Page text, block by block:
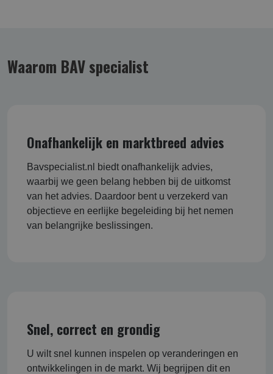
Waarom BAV specialist
Onafhankelijk en marktbreed advies
Bavspecialist.nl biedt onafhankelijk advies,
waarbij we geen belang hebben bij de uitkomst
van het advies. Daardoor bent u verzekerd van
objectieve en eerlijke begeleiding bij het nemen
van belangrijke beslissingen.
Snel, correct en grondig
U wilt snel kunnen inspelen op veranderingen en
ontwikkelingen in de markt. Wij begrijpen dit en